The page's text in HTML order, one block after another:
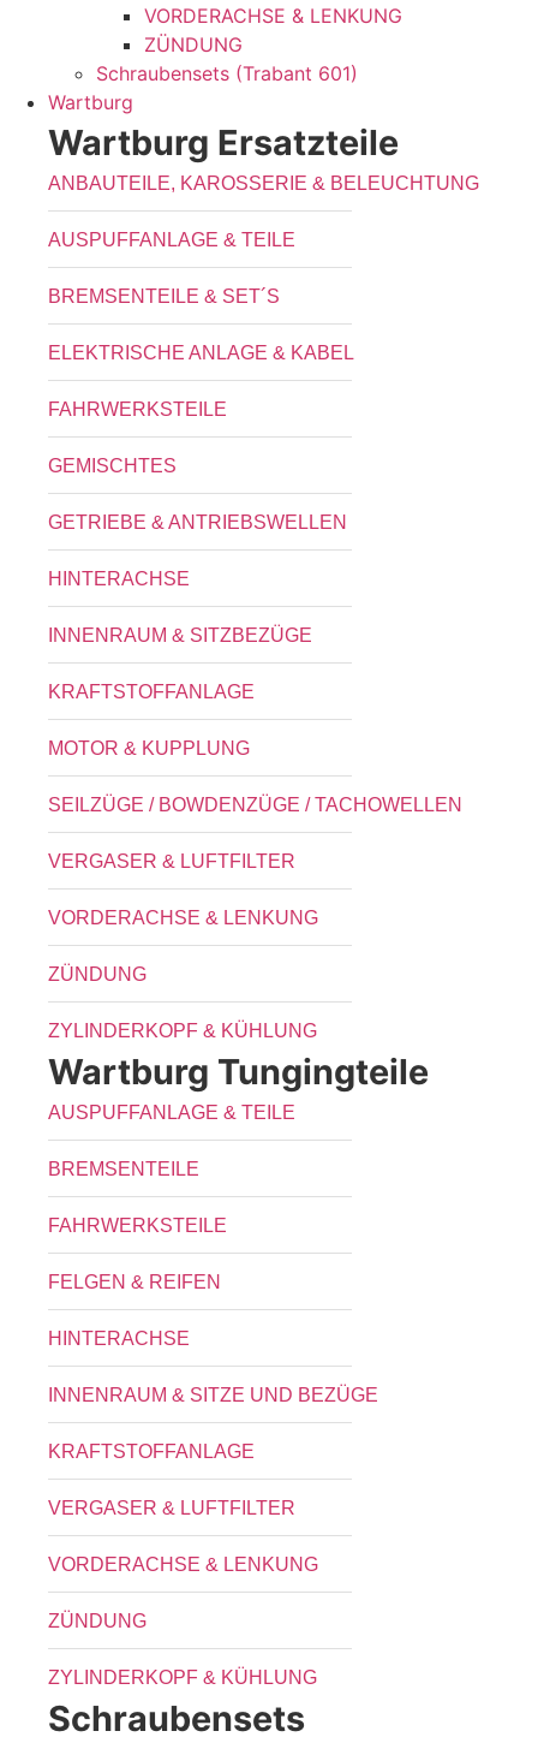
VORDERACHSE & LENKUNG
ZÜNDUNG
Schraubensets (Trabant 601)
Wartburg
Wartburg Ersatzteile
ANBAUTEILE, KAROSSERIE & BELEUCHTUNG
AUSPUFFANLAGE & TEILE
BREMSENTEILE & SET´S
ELEKTRISCHE ANLAGE & KABEL
FAHRWERKSTEILE
GEMISCHTES
GETRIEBE & ANTRIEBSWELLEN
HINTERACHSE
INNENRAUM & SITZBEZÜGE
KRAFTSTOFFANLAGE
MOTOR & KUPPLUNG
SEILZÜGE / BOWDENZÜGE / TACHOWELLEN
VERGASER & LUFTFILTER
VORDERACHSE & LENKUNG
ZÜNDUNG
ZYLINDERKOPF & KÜHLUNG
Wartburg Tungingteile
AUSPUFFANLAGE & TEILE
BREMSENTEILE
FAHRWERKSTEILE
FELGEN & REIFEN
HINTERACHSE
INNENRAUM & SITZE UND BEZÜGE
KRAFTSTOFFANLAGE
VERGASER & LUFTFILTER
VORDERACHSE & LENKUNG
ZÜNDUNG
ZYLINDERKOPF & KÜHLUNG
Schraubensets